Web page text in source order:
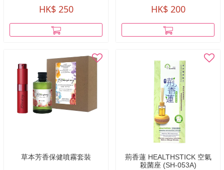
HK$ 250 HK$ 200
草本芳香保健噴霧套裝
荊香蓮 HEALTHSTICK 空氣
殺菌座 (SH-053A)